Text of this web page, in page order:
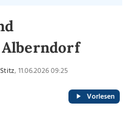
, 11.06.2026 09:25
Vorlesen